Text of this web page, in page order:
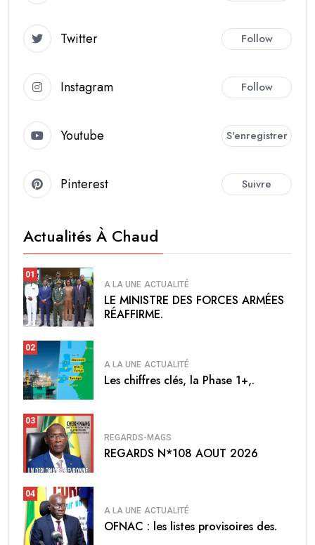
Twitter Follow
Instagram Follow
Youtube S'enregistrer
Pinterest Suivre
Actualités À Chaud
01
A LA UNE ACTUALITÉ
LE MINISTRE DES FORCES ARMÉES
RÉAFFIRME.
02
A LA UNE ACTUALITÉ
Les chiffres clés, la Phase 1+,.
03
REGARDS-MAGS
REGARDS N*108 AOUT 2026
04
A LA UNE ACTUALITÉ
OFNAC : les listes provisoires des.